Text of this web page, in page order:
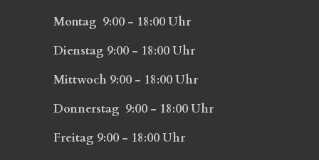
Montag 9:00 - 18:00 Uhr
Dienstag 9:00 - 18:00 Uhr
Mittwoch 9:00 - 18:00 Uhr
Donnerstag 9:00 - 18:00 Uhr
Freitag 9:00 - 18:00 Uhr